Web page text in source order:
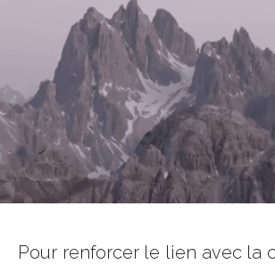
Pour renforcer le lien avec la